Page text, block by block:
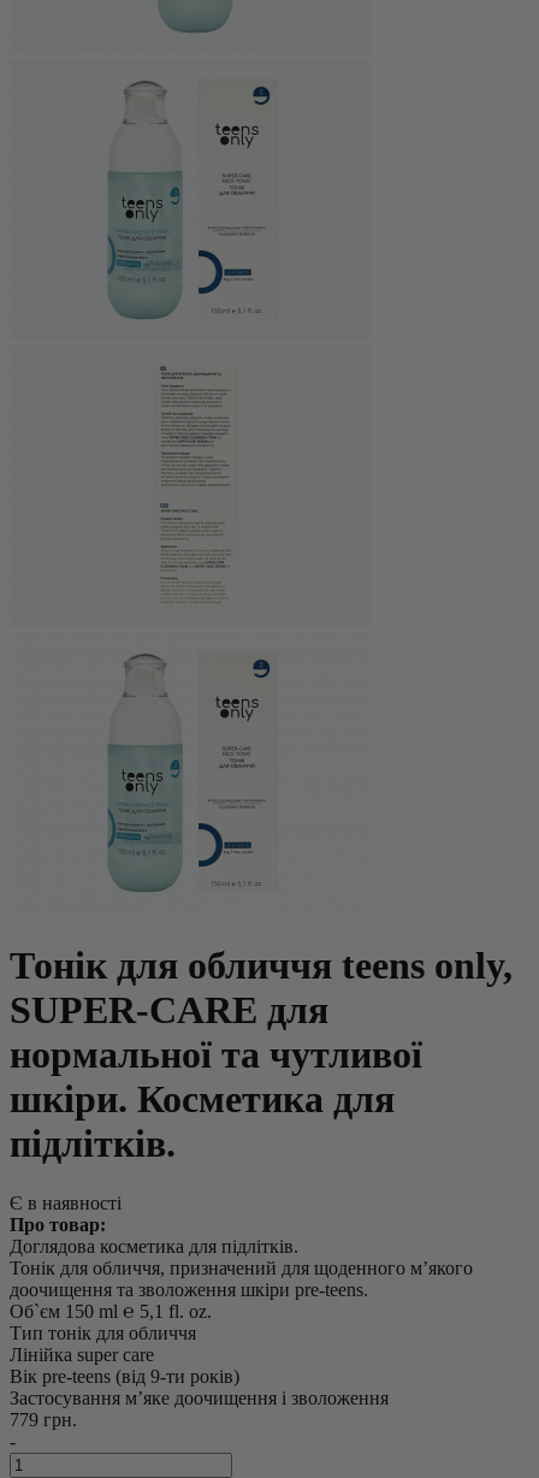
Тонік для обличчя teens only,
SUPER-CARE для
нормальної та чутливої
шкіри. Косметика для
підлітків.
Є в наявності
Про товар:
Доглядова косметика для підлітків.
Тонік для обличчя, призначений для щоденного м’якого
доочищення та зволоження шкіри pre-teens.
Об`єм 150 ml ℮ 5,1 fl. oz.
Тип тонік для обличчя
Лінійка super care
Вік pre-teens (від 9-ти років)
Застосування м’яке доочищення і зволоження
779 грн.
-